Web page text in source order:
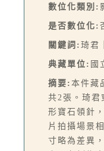
數位化類別:
是否數位化:
關鍵詞: 琦君
典藏單位: 國
摘要: 本件藏
共2張。琦君
形寶石領針
片拍攝場景
寸略為差異